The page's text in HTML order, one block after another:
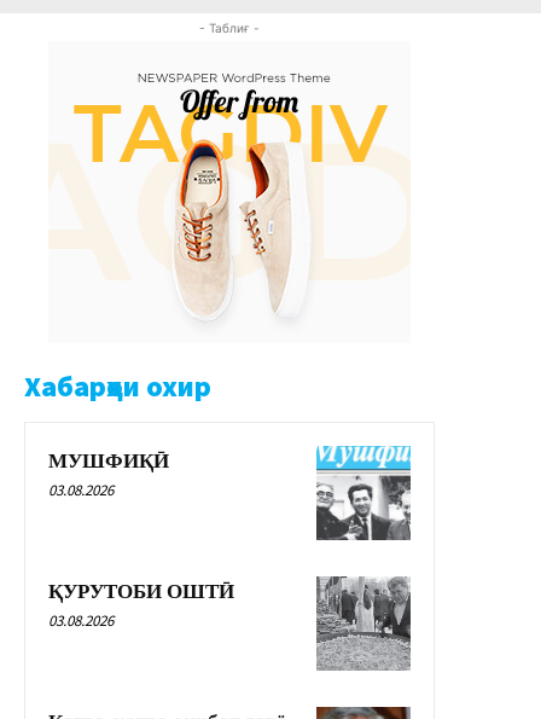
- Таблиғ -
Хабарҳои охир
МУШФИҚӢ
03.08.2026
ҚУРУТОБИ ОШТӢ
03.08.2026